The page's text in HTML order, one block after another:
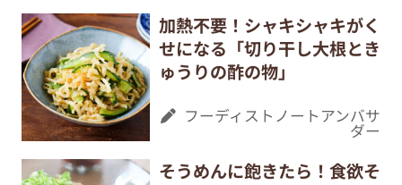
加熱不要！シャキシャキがく
せになる「切り干し大根とき
ゅうりの酢の物」
フーディストノートアンバサ
ダー
そうめんに飽きたら！食欲そ